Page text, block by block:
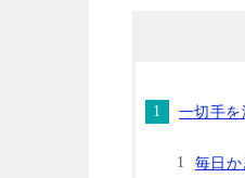
一切手を
毎日か